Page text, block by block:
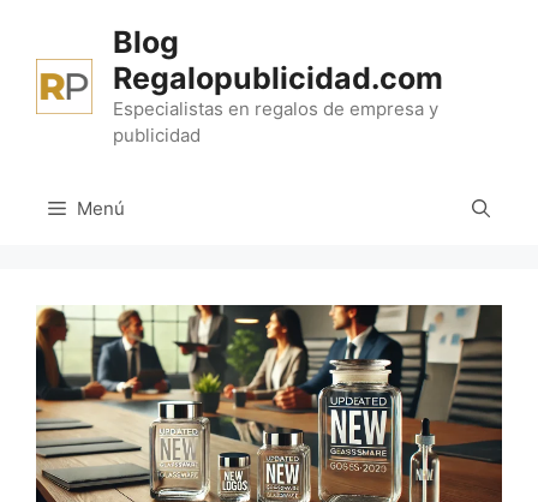
contenido
Blog
Regalopublicidad.com
Especialistas en regalos de empresa y
publicidad
Menú